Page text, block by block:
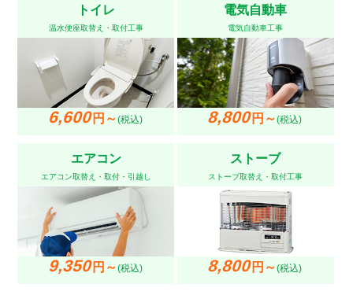
トイレ
温水便座取替え・取付工事
6,600円～(税込)
電気自動車
電気自動車工事
8,800円～(税込)
エアコン
エアコン取替え・取付・引越し
9,350円～(税込)
ストーブ
ストーブ取替え・取付工事
8,800円～(税込)